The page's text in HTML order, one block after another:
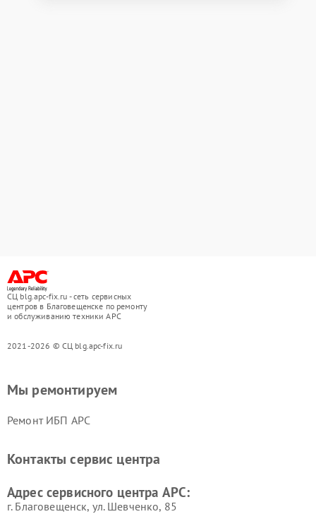
СЦ blg.apc-fix.ru - сеть сервисных
центров в Благовещенске по ремонту
и обслуживанию техники APC
2021-2026 © СЦ blg.apc-fix.ru
Мы ремонтируем
Ремонт ИБП APC
Контакты сервис центра
Адрес сервисного центра APC:
г. Благовещенск, ул. Шевченко, 85